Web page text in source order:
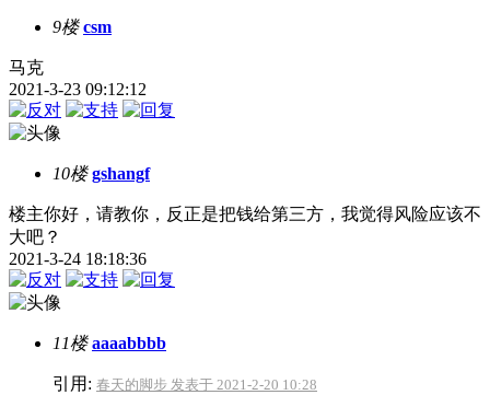
9楼 csm
马克
2021-3-23 09:12:12
10楼 gshangf
楼主你好，请教你，反正是把钱给第三方，我觉得风险应该不
大吧？
2021-3-24 18:18:36
11楼 aaaabbbb
引用: 春天的脚步 发表于 2021-2-20 10:28